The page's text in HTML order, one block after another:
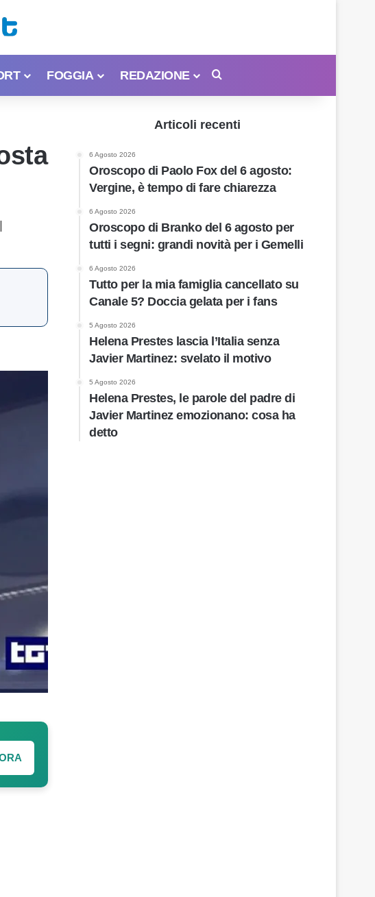
FOGGIA REDAZIONE
Articoli recenti
6 Agosto 2026
Oroscopo di Paolo Fox del 6 agosto:
Vergine, è tempo di fare chiarezza
6 Agosto 2026
Oroscopo di Branko del 6 agosto per
tutti i segni: grandi novità per i Gemelli
6 Agosto 2026
Tutto per la mia famiglia cancellato su
Canale 5? Doccia gelata per i fans
5 Agosto 2026
Helena Prestes lascia l’Italia senza
Javier Martinez: svelato il motivo
5 Agosto 2026
Helena Prestes, le parole del padre di
Javier Martinez emozionano: cosa ha
detto